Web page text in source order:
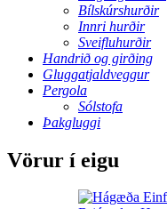
Bílskúrshurðir
Innri hurðir
Sveifluhurðir
Handrið og girðing
Gluggatjaldveggur
Pergola
Sólstofa
Þakgluggi
Vörur í eigu